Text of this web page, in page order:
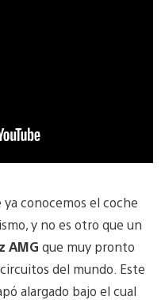
conocemos el coche
y no es otro que un
AMG que muy pronto
del mundo. Este
alargado bajo el cual